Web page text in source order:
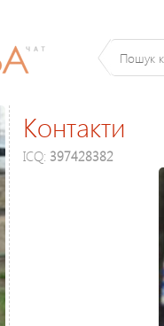
Контакти
ICQ: 397428382